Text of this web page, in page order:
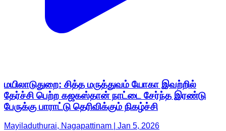
மயிலாடுதுறை: சித்த மருத்துவம் யோகா இவற்றில்
தேர்ச்சி பெற்ற கஜகஸ்தான் நாட்டை சேர்ந்த இரண்டு
பேருக்கு பாராட்டு தெரிவிக்கும் நிகழ்ச்சி
Mayiladuthurai, Nagapattinam | Jan 5, 2026